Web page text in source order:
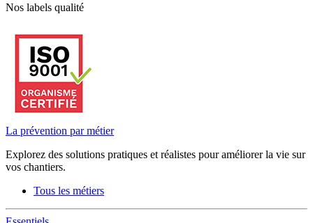
Nos labels qualité
La prévention par métier
Explorez des solutions pratiques et réalistes pour améliorer la vie sur
vos chantiers.
Tous les métiers